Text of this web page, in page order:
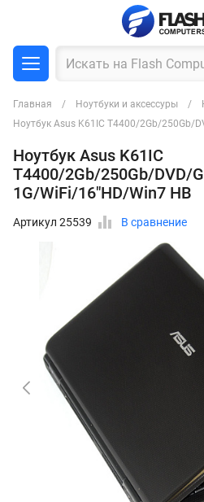
Главная Ноутбуки и аксессуры
Ноутбук Asus K61IC
T4400/2Gb/250Gb/DVD/
1G/WiFi/16"HD/Win7 HB
Артикул 25539 В сравнение